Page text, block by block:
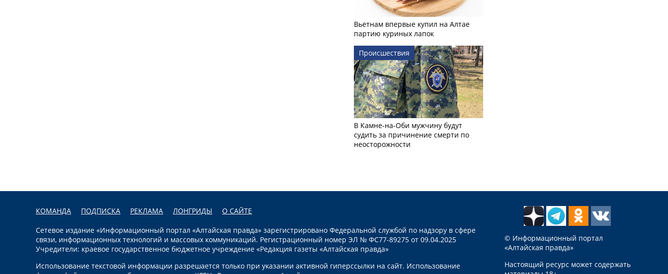
Вьетнам впервые купил на Алтае
партию куриных лапок
Происшествия
В Камне-на-Оби мужчину будут
судить за причинение смерти по
неосторожности
КОМАНДА ПОДПИСКА РЕКЛАМА ЛОНГРИДЫ О САЙТЕ
Сетевое издание «Информационный портал «Алтайская правда» зарегистрировано Федеральной службой по надзору в сфере
связи, информационных технологий и массовых коммуникаций. Регистрационный номер ЭЛ № ФС77-89275 от 09.04.2025
Учредители: краевое государственное бюджетное учреждение «Редакция газеты «Алтайская правда»
Использование текстовой информации разрешается только при указании активной гиперссылки на сайт. Использование
© Информационный портал
«Алтайская правда»
Настоящий ресурс может содержать